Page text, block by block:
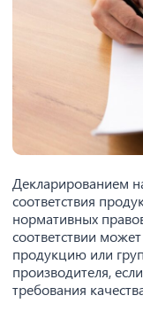
Декларированием
соответствия
нормативных
соответствии
продукцию или
производителя,
требования